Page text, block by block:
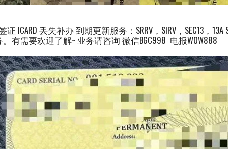
ICARD 丢失补办 到期更新服务：SRRV，SIRV，SEC13，13A
。有需要欢迎了解~ 业务请咨询 微信BGC998 电报WOW888